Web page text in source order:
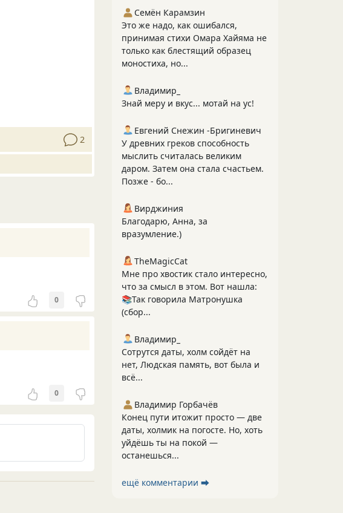
2
0
0
Семён Карамзин
Это же надо, как ошибался,
принимая стихи Омара Хайяма не
только как блестящий образец
моностиха, но...
Владимир_
Знай меру и вкус... мотай на ус!
Евгений Снежин -Бригиневич
У древних греков способность
мыслить считалась великим
даром. Затем она стала счастьем.
Позже - бо...
Вирджиния
Благодарю, Анна, за
вразумление.)
TheMagicCat
Мне про хвостик стало интересно,
что за смысл в этом. Вот нашла:
📚Так говорила Матронушка
(сбор...
Владимир_
Сотрутся даты, холм сойдёт на
нет, Людская память, вот была и
всё...
Владимир Горбачёв
Конец пути итожит просто — две
даты, холмик на погосте. Но, хоть
уйдёшь ты на покой —
останешься...
ещё комментарии ⮕